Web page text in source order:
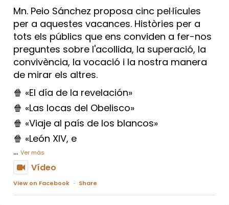
Mn. Peio Sánchez proposa cinc pel·lícules
per a aquestes vacances. Històries per a
tots els públics que ens conviden a fer-nos
preguntes sobre l'acollida, la superació, la
convivència, la vocació i la nostra manera
de mirar els altres.
🍿 «El día de la revelación»
🍿 «Las locas del Obelisco»
🍿 «Viaje al país de los blancos»
🍿 «León XIV, e
... Ver más
Vídeo
View on Facebook · Share